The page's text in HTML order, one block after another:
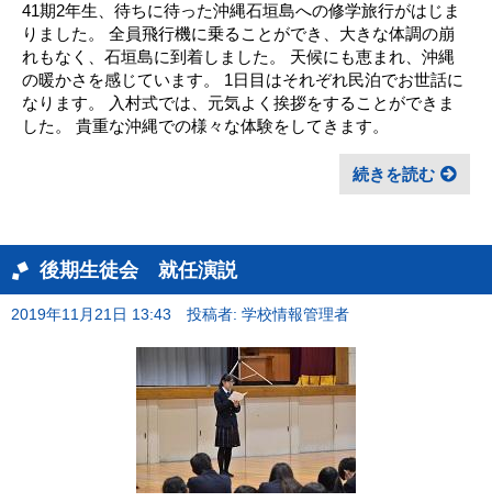
41期2年生、待ちに待った沖縄石垣島への修学旅行がはじま
りました。 全員飛行機に乗ることができ、大きな体調の崩
れもなく、石垣島に到着しました。 天候にも恵まれ、沖縄
の暖かさを感じています。 1日目はそれぞれ民泊でお世話に
なります。 入村式では、元気よく挨拶をすることができま
した。 貴重な沖縄での様々な体験をしてきます。
続きを読む
後期生徒会 就任演説
2019年11月21日 13:43 投稿者: 学校情報管理者